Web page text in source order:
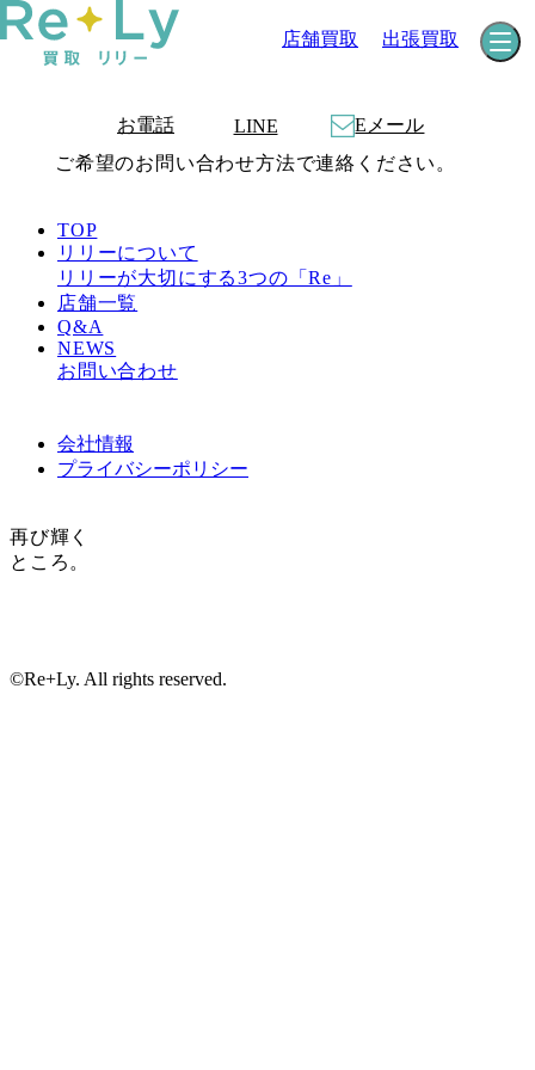
店舗買取 出張買取
お電話 LINE
Eメール
ご希望のお問い合わせ方法で連絡ください。
TOP
リリーについて
リリーが大切にする3つの「Re」
店舗一覧
Q&A
NEWS
お問い合わせ
会社情報
プライバシーポリシー
再び輝く
ところ。
©Re+Ly. All rights reserved.